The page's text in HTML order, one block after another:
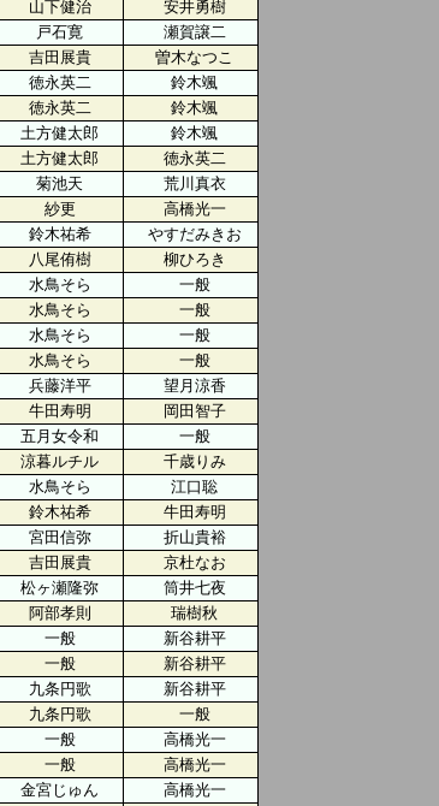
山下健治
安井勇樹
戸石寛
瀬賀譲二
吉田展貴
曽木なつこ
徳永英二
鈴木颯
徳永英二
鈴木颯
土方健太郎
鈴木颯
土方健太郎
徳永英二
菊池天
荒川真衣
紗更
高橋光一
鈴木祐希
やすだみきお
八尾侑樹
柳ひろき
水鳥そら
一般
水鳥そら
一般
水鳥そら
一般
水鳥そら
一般
兵藤洋平
望月涼香
牛田寿明
岡田智子
五月女令和
一般
涼暮ルチル
千歳りみ
水鳥そら
江口聡
鈴木祐希
牛田寿明
宮田信弥
折山貴裕
吉田展貴
京杜なお
松ヶ瀬隆弥
筒井七夜
阿部孝則
瑞樹秋
一般
新谷耕平
一般
新谷耕平
九条円歌
新谷耕平
九条円歌
一般
一般
高橋光一
一般
高橋光一
金宮じゅん 高橋光一